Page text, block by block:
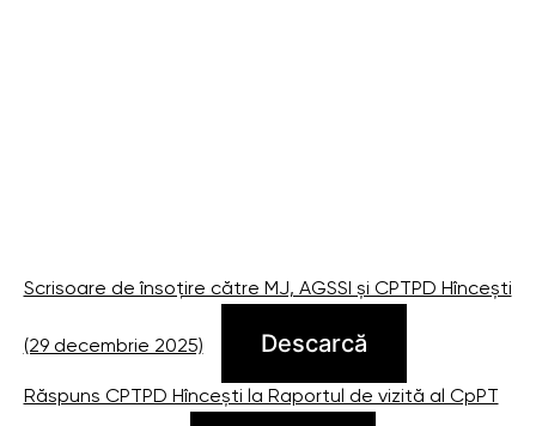
Scrisoare de însoțire către MJ, AGSSI și CPTPD Hîncești
(29 decembrie 2025) Descarcă
Răspuns CPTPD Hîncești la Raportul de vizită al CpPT